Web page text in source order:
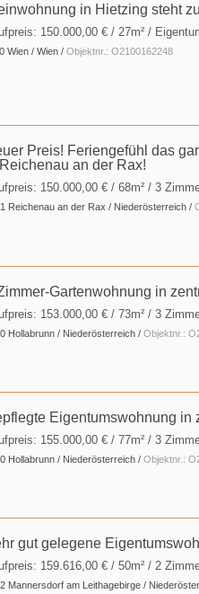
in Hietzing steht
150.000,00 € / 27m² /
Wien / Wien / Objektnr.: O2100162248
Preis! Feriengefühl das
an der Rax!
150.000,00 € / 68m² / 3
Reichenau an der Rax / Niederösterreich /
Gartenwohnung in
153.000,00 € / 73m² / 3
Hollabrunn / Niederösterreich / Objektnr.:
Eigentumswohnung in
155.000,00 € / 77m² / 3
Hollabrunn / Niederösterreich / Objektnr.:
gut gelegene
159.616,00 € / 50m² / 2
Mannersdorf am Leithagebirge /